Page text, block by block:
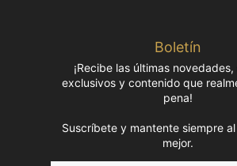
Boletín
¡Recibe las últimas
exclusivos y contenido que
pena!
Suscríbete y mantente siempre
mejor.